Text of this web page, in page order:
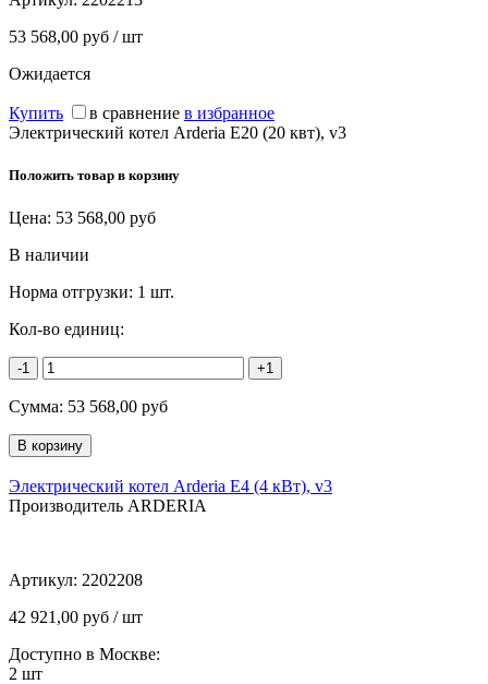
53 568,00 руб / шт
Ожидается
Купить в сравнение в избранное
Электрический котел Arderia E20 (20 квт), v3
Положить товар в корзину
Цена: 53 568,00 руб
В наличии
Норма отгрузки: 1 шт.
Кол-во единиц:
-1 +1
Сумма: 53 568,00 руб
Электрический котел Arderia E4 (4 кВт), v3
Производитель ARDERIA
Артикул: 2202208
42 921,00 руб / шт
Доступно в Москве:
2 шт